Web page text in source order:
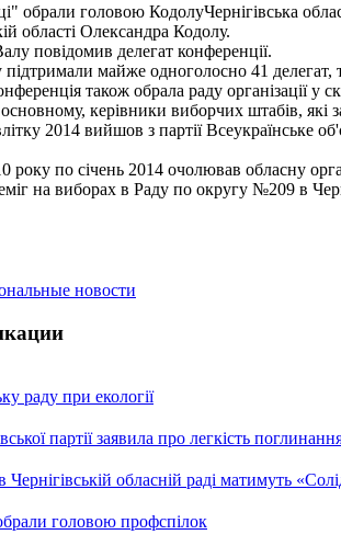
Чернігівська
області Олександра Кодолу.
повідомив делегат конференції.
майже одноголосно 41 делегат,
також обрала раду організації у
керівники виборчих штабів, які
2014 вийшов з партії Всеукраїнське
року по січень 2014 очолював обласну
на виборах в Раду по округу №209 в
новости
раду при екології
партії заявила про легкість
Чернігівській обласній раді матимуть
головою профспілок